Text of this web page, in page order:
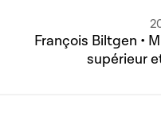
François Biltgen •
supérieur